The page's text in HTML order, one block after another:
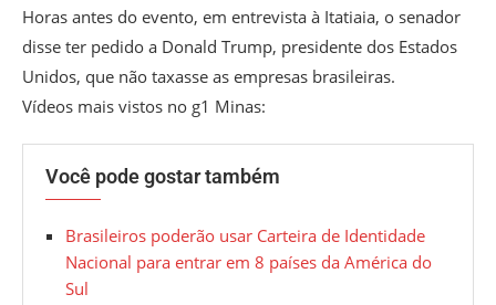
Horas antes do evento, em entrevista à Itatiaia, o senador
disse ter pedido a Donald Trump, presidente dos Estados
Unidos, que não taxasse as empresas brasileiras.
Vídeos mais vistos no g1 Minas:
Você pode gostar também
Brasileiros poderão usar Carteira de Identidade
Nacional para entrar em 8 países da América do
Sul